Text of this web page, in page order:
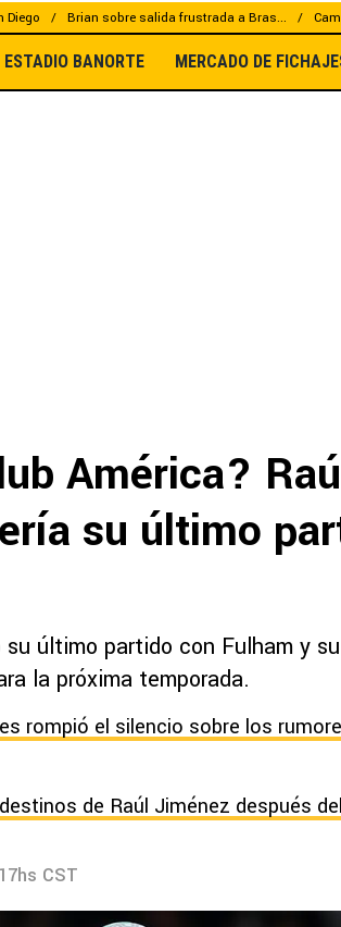
Diego Brian sobre salida frustrada a Bras...
ESTADIO BANORTE MERCADO DE
América?
su último
su último partido con Fulham y
la próxima temporada.
rompió el silencio sobre los
de Raúl Jiménez después
CST